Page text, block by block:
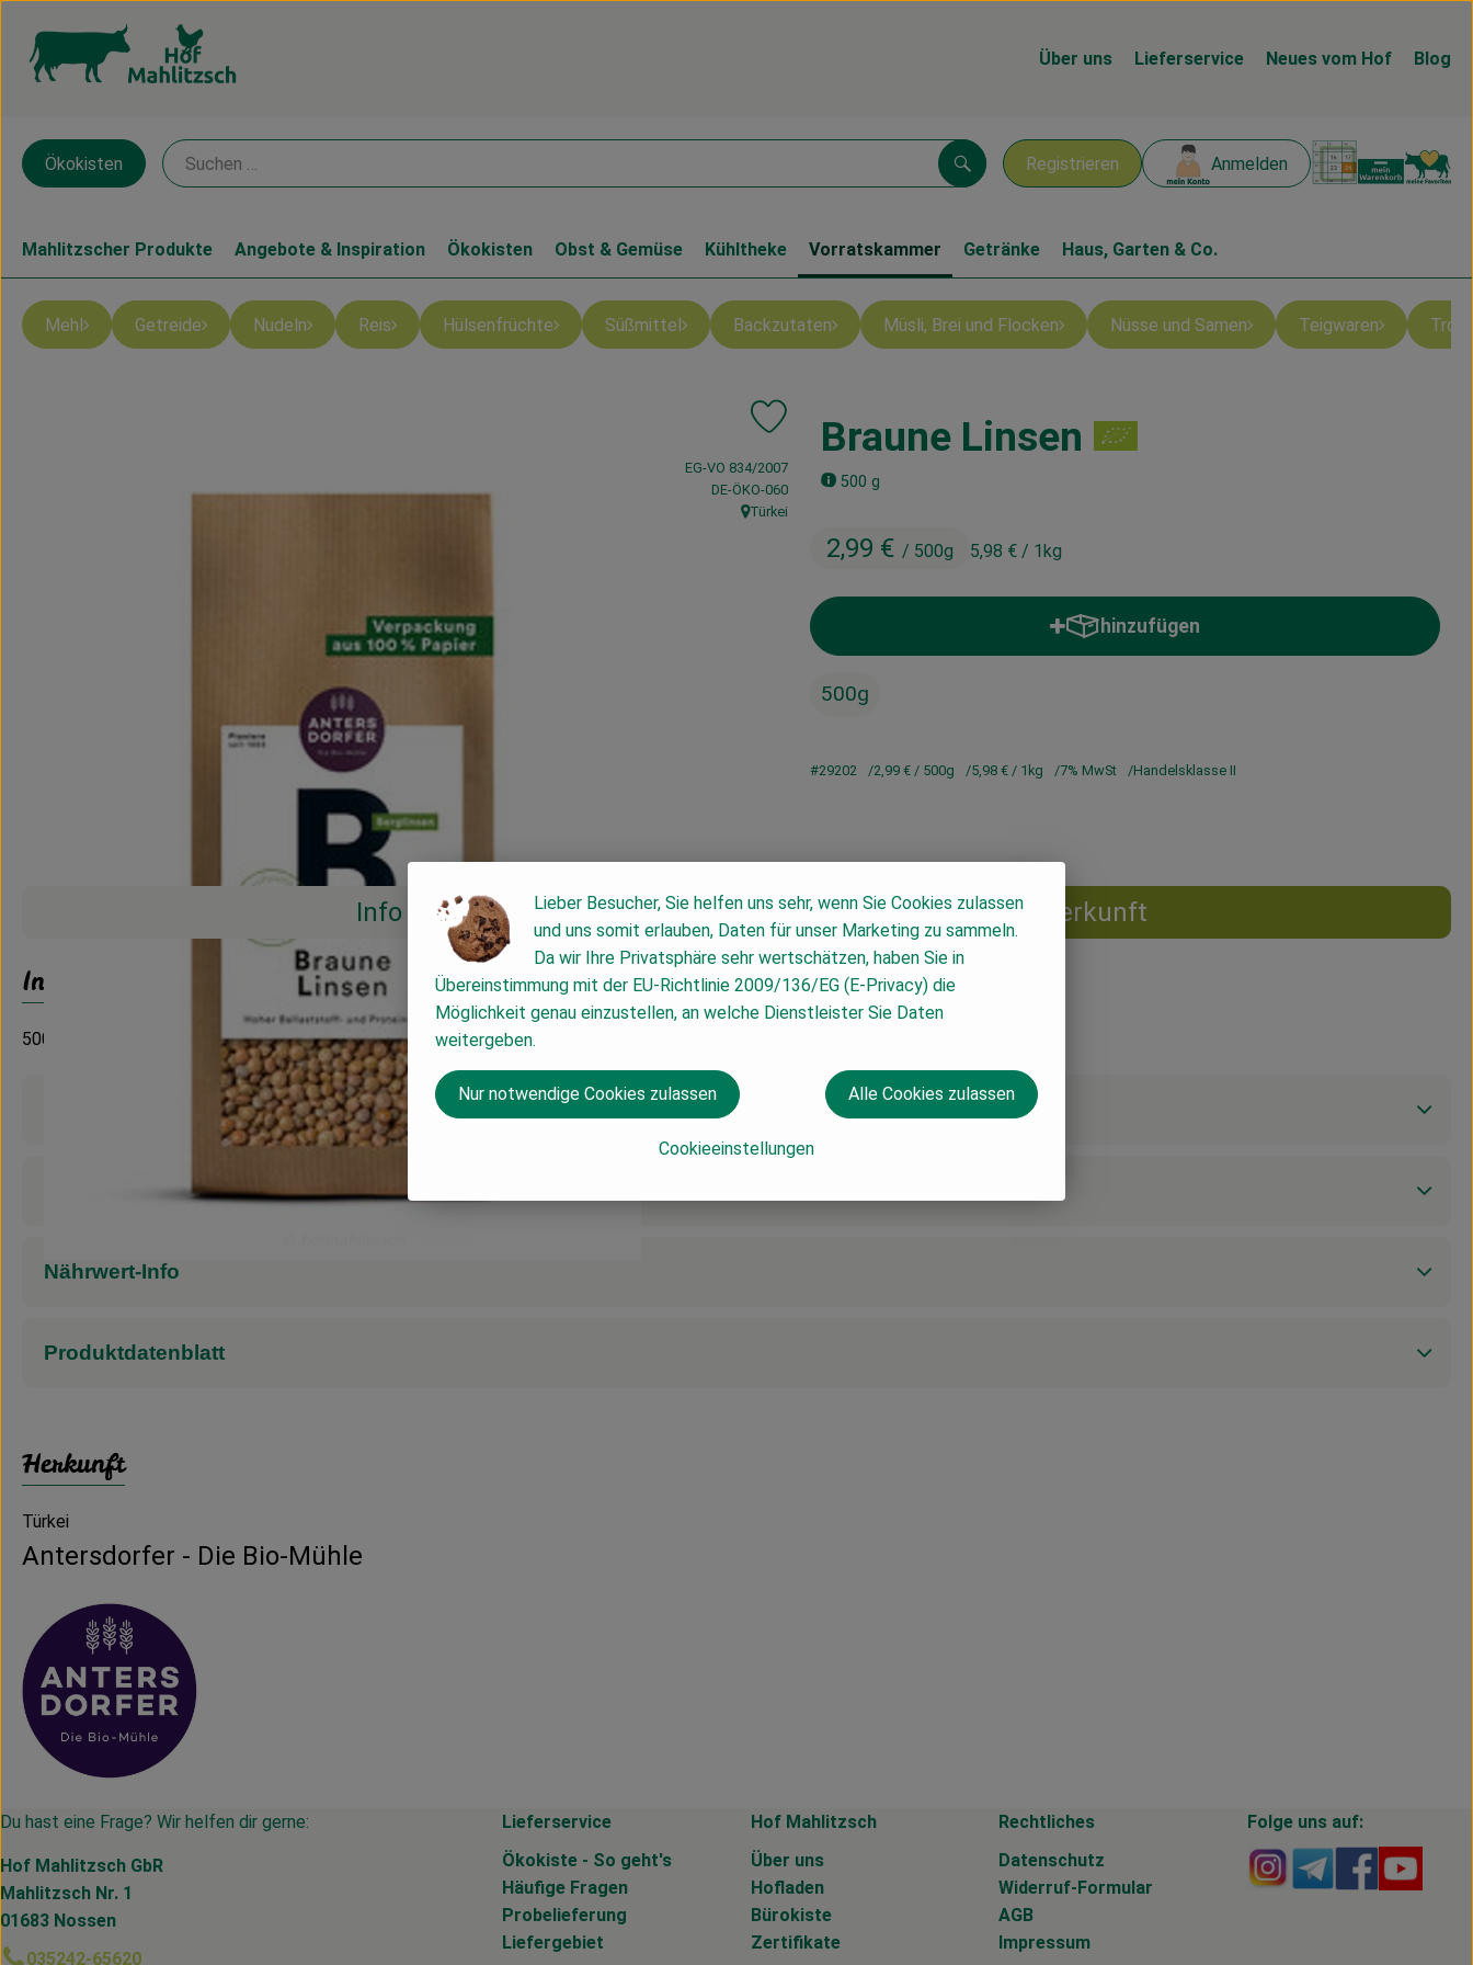
Über uns Lieferservice Neues vom Hof Blog
Registrieren Anmelden
Suchen
Ökokisten
Mahlitzscher Produkte Angebote & Inspiration Ökokisten Obst & Gemüse Kühltheke Vorratskammer Getränke Haus, Garten & Co.
Mehl Getreide Nudeln Reis Hülsenfrüchte Süßmittel Backzutaten Müsli, Brei und Flocken Nüsse und Samen Teigwaren
Braune Linsen
500 g
2,99 € / 500g 5,98 € / 1kg
Produkt zu Favouriten hinzufügen
, Verband:
EG-VO 834/2007
, Kontrollstelle:
DE-ÖKO-060
, Herkunft:
Türkei
hinzufügen
Produkt zum Warenkorb hinzufügen
500g
#29202 2,99 € / 500g 5,98 € / 1kg 7% MwSt Handelsklasse II
Info Herkunft
Info
500 g
Produktinformationen
Nährwert-Info
Produktdatenblatt
Herkunft
Türkei
Antersdorfer - Die Bio-Mühle
Du hast eine Frage? Wir helfen dir gerne:
Hof Mahlitzsch GbR
Mahlitzsch Nr. 1
01683 Nossen
035242-65620
Lieferservice
Ökokiste - So geht's
Häufige Fragen
Probelieferung
Liefergebiet
Hof Mahlitzsch
Über uns
Hofladen
Bürokiste
Zertifikate
Rechtliches
Datenschutz
Widerruf-Formular
AGB
Impressum
Folge uns auf:
Externer Link zu
Externer Link
Externer
Lieber Besucher, Sie helfen uns sehr, wenn Sie Cookies zulassen
und uns somit erlauben, Daten für unser Marketing zu sammeln.
Da wir Ihre Privatsphäre sehr wertschätzen, haben Sie in
Übereinstimmung mit der EU-Richtlinie 2009/136/EG (E-Privacy) die
Möglichkeit genau einzustellen, an welche Dienstleister Sie Daten
weitergeben.
Cookieeinstellungen
Nur notwendige Cookies zulassen Alle Cookies zulassen